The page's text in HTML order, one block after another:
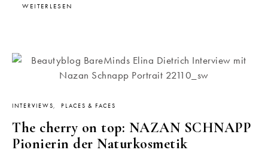
WEITERLESEN
INTERVIEWS PLACES & FACES
The cherry on top: NAZAN SCHNAPP
Pionierin der Naturkosmetik